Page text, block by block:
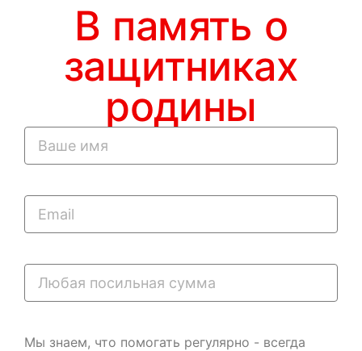
В память о
защитниках
родины
Мы знаем, что помогать регулярно - всегда